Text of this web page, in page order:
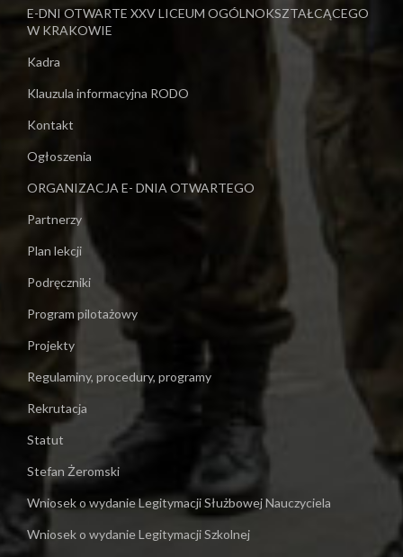
E-DNI OTWARTE XXV LICEUM OGÓLNOKSZTAŁCĄCEGO
W KRAKOWIE
Kadra
Klauzula informacyjna RODO
Kontakt
Ogłoszenia
ORGANIZACJA E- DNIA OTWARTEGO
Partnerzy
Plan lekcji
Podręczniki
Program pilotażowy
Projekty
Regulaminy, procedury, programy
Rekrutacja
Statut
Stefan Żeromski
Wniosek o wydanie Legitymacji Służbowej Nauczyciela
Wniosek o wydanie Legitymacji Szkolnej